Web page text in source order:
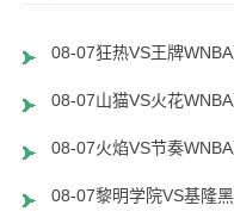
08-07狂热VS王牌
08-07山猫VS火花
08-07火焰VS节奏
08-07黎明学院VS基隆